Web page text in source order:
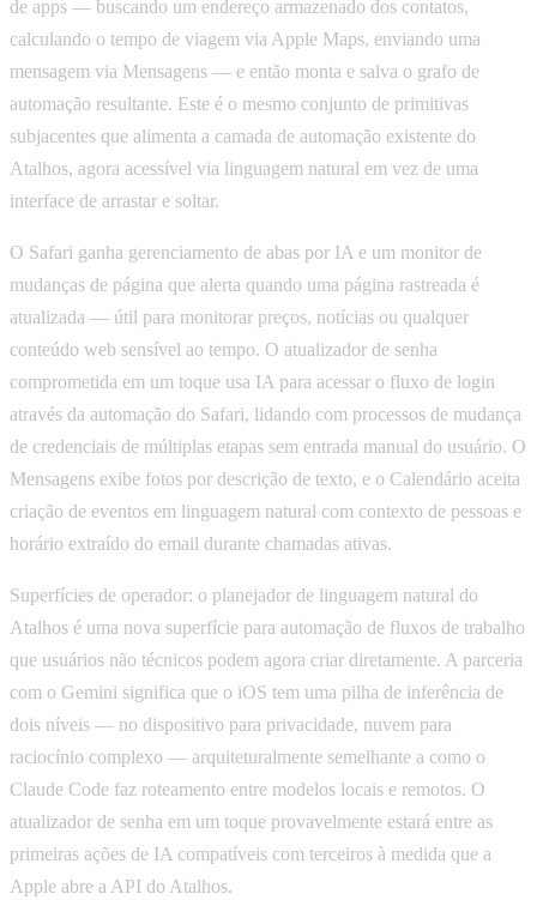
de apps — buscando um endereço armazenado dos contatos,
calculando o tempo de viagem via Apple Maps, enviando uma
mensagem via Mensagens — e então monta e salva o grafo de
automação resultante. Este é o mesmo conjunto de primitivas
subjacentes que alimenta a camada de automação existente do
Atalhos, agora acessível via linguagem natural em vez de uma
interface de arrastar e soltar.
O Safari ganha gerenciamento de abas por IA e um monitor de
mudanças de página que alerta quando uma página rastreada é
atualizada — útil para monitorar preços, notícias ou qualquer
conteúdo web sensível ao tempo. O atualizador de senha
comprometida em um toque usa IA para acessar o fluxo de login
através da automação do Safari, lidando com processos de mudança
de credenciais de múltiplas etapas sem entrada manual do usuário. O
Mensagens exibe fotos por descrição de texto, e o Calendário aceita
criação de eventos em linguagem natural com contexto de pessoas e
horário extraído do email durante chamadas ativas.
Superfícies de operador: o planejador de linguagem natural do
Atalhos é uma nova superfície para automação de fluxos de trabalho
que usuários não técnicos podem agora criar diretamente. A parceria
com o Gemini significa que o iOS tem uma pilha de inferência de
dois níveis — no dispositivo para privacidade, nuvem para
raciocínio complexo — arquiteturalmente semelhante a como o
Claude Code faz roteamento entre modelos locais e remotos. O
atualizador de senha em um toque provavelmente estará entre as
primeiras ações de IA compatíveis com terceiros à medida que a
Apple abre a API do Atalhos.